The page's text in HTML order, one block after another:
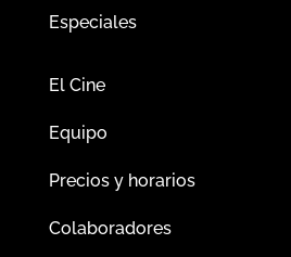
Especiales
El Cine
Equipo
Precios y horarios
Colaboradores